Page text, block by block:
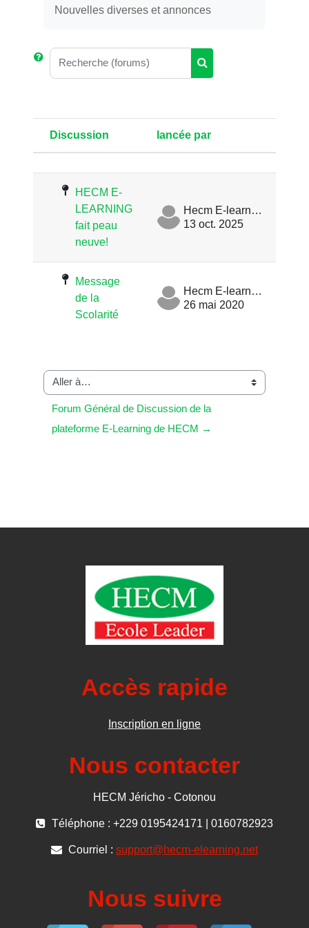
Nouvelles diverses et annonces
Recherche (forums)
Recherche (forums)
Statut
Discussion lancée par
HECM E-
LEARNING
fait peau
neuve!
Hecm E-learning
13 oct. 2025
Message
de la
Scolarité
Hecm E-learning
26 mai 2020
Aller à…
Forum Général de Discussion de la
plateforme E-Learning de HECM →
Accès rapide
Inscription en ligne
Nous contacter
HECM Jéricho - Cotonou
Téléphone : +229 0195424171 | 0160782923
Courriel : support@hecm-elearning.net
Nous suivre